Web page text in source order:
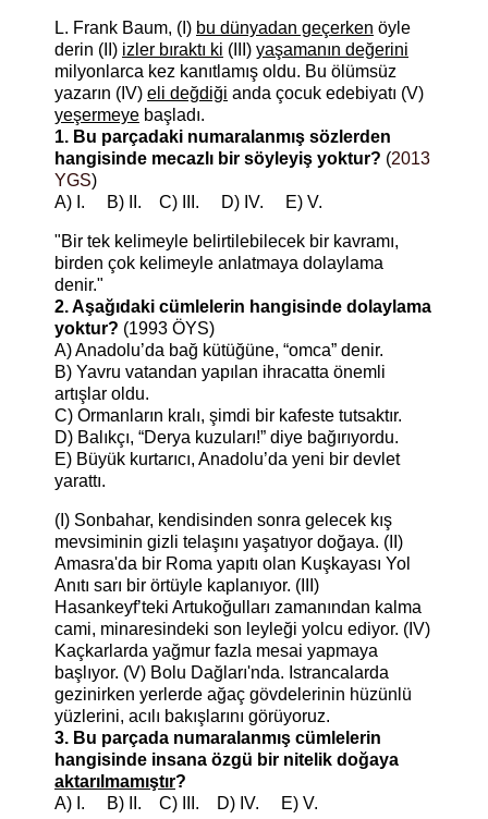
L. Frank Baum, (I) bu dünyadan geçerken öyle
derin (II) izler bıraktı ki (III) yaşamanın değerini
milyonlarca kez kanıtlamış oldu. Bu ölümsüz
yazarın (IV) eli değdiği anda çocuk edebiyatı (V)
yeşermeye başladı.
1. Bu parçadaki numaralanmış sözlerden
hangisinde mecazlı bir söyleyiş yoktur? (2013
YGS)
A) I. B) II. C) III. D) IV. E) V.
"Bir tek kelimeyle belirtilebilecek bir kavramı,
birden çok kelimeyle anlatmaya dolaylama
denir."
2. Aşağıdaki cümlelerin hangisinde dolaylama
yoktur? (1993 ÖYS)
A) Anadolu’da bağ kütüğüne, “omca” denir.
B) Yavru vatandan yapılan ihracatta önemli
artışlar oldu.
C) Ormanların kralı, şimdi bir kafeste tutsaktır.
D) Balıkçı, “Derya kuzuları!” diye bağırıyordu.
E) Büyük kurtarıcı, Anadolu’da yeni bir devlet
yarattı.
(I) Sonbahar, kendisinden sonra gelecek kış
mevsiminin gizli telaşını yaşatıyor doğaya. (II)
Amasra'da bir Roma yapıtı olan Kuşkayası Yol
Anıtı sarı bir örtüyle kaplanıyor. (III)
Hasankeyf’teki Artukoğulları zamanından kalma
cami, minaresindeki son leyleği yolcu ediyor. (IV)
Kaçkarlarda yağmur fazla mesai yapmaya
başlıyor. (V) Bolu Dağları'nda. Istrancalarda
gezinirken yerlerde ağaç gövdelerinin hüzünlü
yüzlerini, acılı bakışlarını görüyoruz.
3. Bu parçada numaralanmış cümlelerin
hangisinde insana özgü bir nitelik doğaya
aktarılmamıştır?
A) I. B) II. C) III. D) IV. E) V.